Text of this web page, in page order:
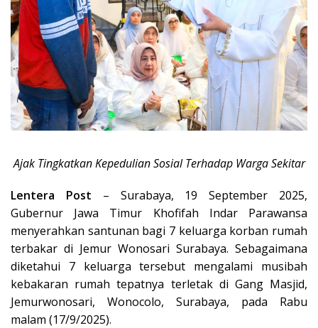
Ajak Tingkatkan Kepedulian Sosial Terhadap Warga Sekitar
Lentera Post – Surabaya, 19 September 2025,
Gubernur Jawa Timur Khofifah Indar Parawansa
menyerahkan santunan bagi 7 keluarga korban rumah
terbakar di Jemur Wonosari Surabaya. Sebagaimana
diketahui 7 keluarga tersebut mengalami musibah
kebakaran rumah tepatnya terletak di Gang Masjid,
Jemurwonosari, Wonocolo, Surabaya, pada Rabu
malam (17/9/2025).